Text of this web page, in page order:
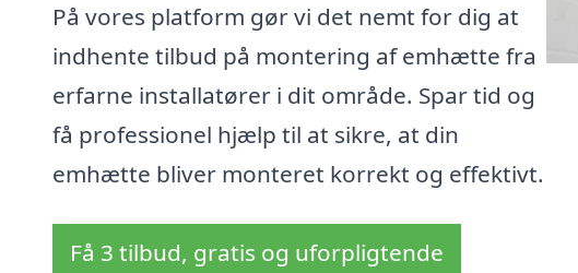
På vores platform gør vi det nemt for dig at
indhente tilbud på montering af emhætte fra
erfarne installatører i dit område. Spar tid og
få professionel hjælp til at sikre, at din
emhætte bliver monteret korrekt og effektivt.
Få 3 tilbud, gratis og uforpligtende